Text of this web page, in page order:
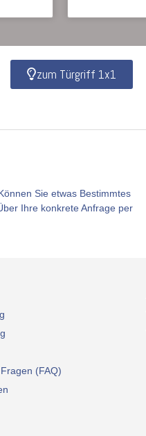
zum Türgriff 1x1
Sie etwas Bestimmtes
Ihre konkrete Anfrage per
(FAQ)